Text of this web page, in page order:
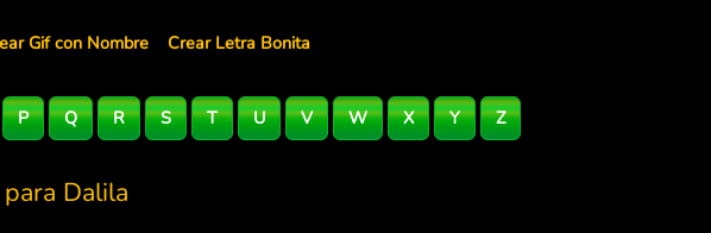
Gif con Nombre Crear Letra Bonita
P Q R S T U V W X Y Z
Dalila